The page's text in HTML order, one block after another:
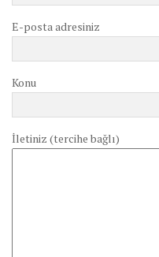
E-posta adresiniz
Konu
İletiniz (tercihe bağlı)